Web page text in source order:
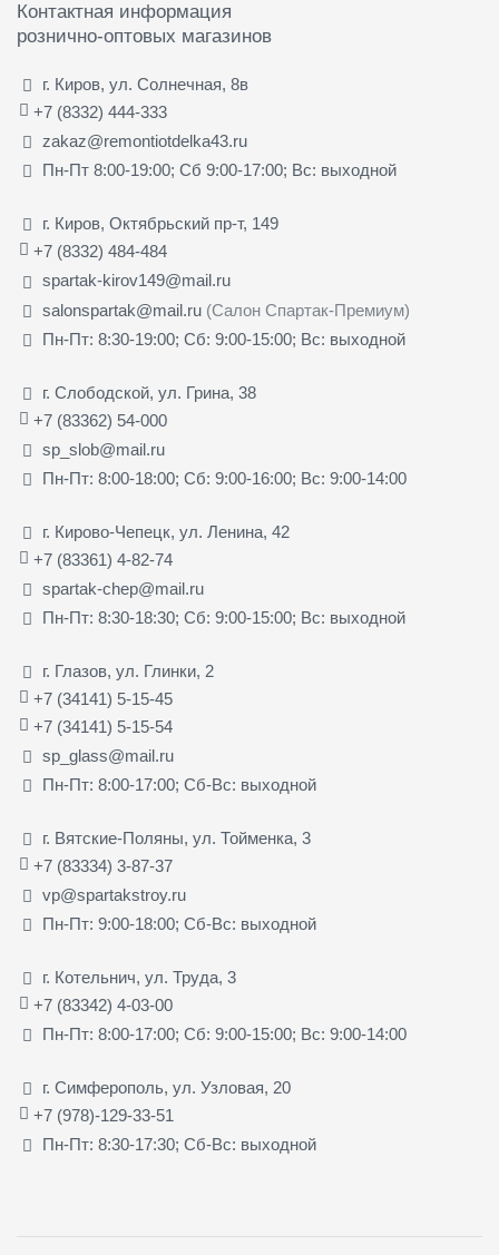
Контактная информация
рознично-оптовых магазинов
г. Киров, ул. Солнечная, 8в
+7 (8332) 444-333
zakaz@remontiotdelka43.ru
Пн-Пт 8:00-19:00; Сб 9:00-17:00; Вс: выходной
г. Киров, Октябрьский пр-т, 149
+7 (8332) 484-484
spartak-kirov149@mail.ru
salonspartak@mail.ru (Салон Спартак-Премиум)
Пн-Пт: 8:30-19:00; Сб: 9:00-15:00; Вс: выходной
г. Слободской, ул. Грина, 38
+7 (83362) 54-000
sp_slob@mail.ru
Пн-Пт: 8:00-18:00; Сб: 9:00-16:00; Вс: 9:00-14:00
г. Кирово-Чепецк, ул. Ленина, 42
+7 (83361) 4-82-74
spartak-chep@mail.ru
Пн-Пт: 8:30-18:30; Сб: 9:00-15:00; Вс: выходной
г. Глазов, ул. Глинки, 2
+7 (34141) 5-15-45
+7 (34141) 5-15-54
sp_glass@mail.ru
Пн-Пт: 8:00-17:00; Сб-Вс: выходной
г. Вятские-Поляны, ул. Тойменка, 3
+7 (83334) 3-87-37
vp@spartakstroy.ru
Пн-Пт: 9:00-18:00; Сб-Вс: выходной
г. Котельнич, ул. Труда, 3
+7 (83342) 4-03-00
Пн-Пт: 8:00-17:00; Сб: 9:00-15:00; Вс: 9:00-14:00
г. Симферополь, ул. Узловая, 20
+7 (978)-129-33-51
Пн-Пт: 8:30-17:30; Сб-Вс: выходной